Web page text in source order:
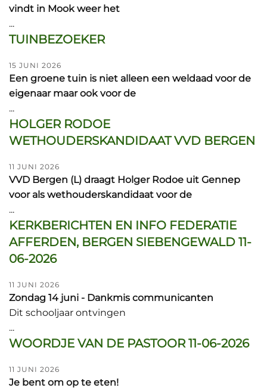
vindt in Mook weer het
...
TUINBEZOEKER
15 JUNI 2026
Een groene tuin is niet alleen een weldaad voor de
eigenaar maar ook voor de
...
HOLGER RODOE
WETHOUDERSKANDIDAAT VVD BERGEN
11 JUNI 2026
VVD Bergen (L) draagt Holger Rodoe uit Gennep
voor als wethouderskandidaat voor de
...
KERKBERICHTEN EN INFO FEDERATIE
AFFERDEN, BERGEN SIEBENGEWALD 11-
06-2026
11 JUNI 2026
Zondag 14 juni - Dankmis communicanten
Dit schooljaar ontvingen
...
WOORDJE VAN DE PASTOOR 11-06-2026
11 JUNI 2026
Je bent om op te eten!